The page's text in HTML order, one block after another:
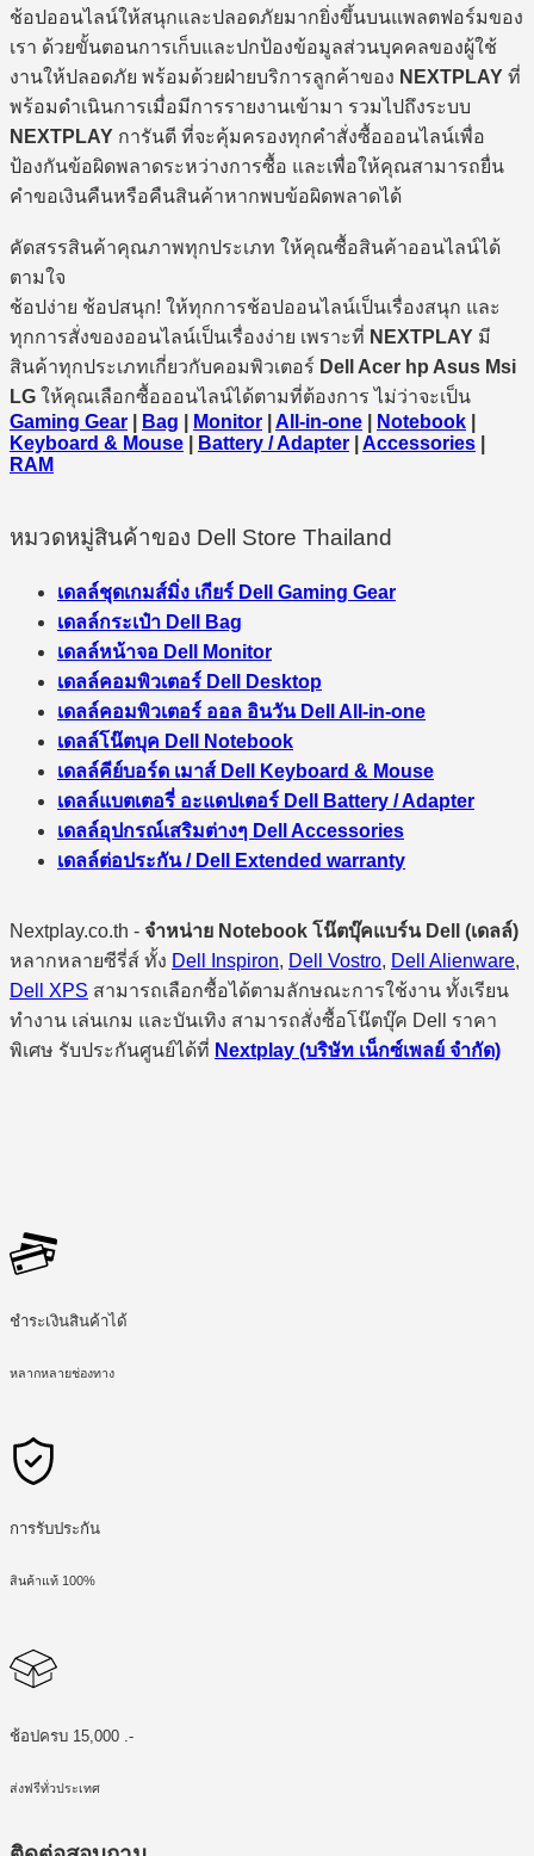
ช้อปออนไลน์ให้สนุกและปลอดภัยมากยิ่งขึ้นบนแพลตฟอร์มของ
เรา ด้วยขั้นตอนการเก็บและปกป้องข้อมูลส่วนบุคคลของผู้ใช้
งานให้ปลอดภัย พร้อมด้วยฝ่ายบริการลูกค้าของ NEXTPLAY ที่
พร้อมดำเนินการเมื่อมีการรายงานเข้ามา รวมไปถึงระบบ
NEXTPLAY การันตี ที่จะคุ้มครองทุกคำสั่งซื้อออนไลน์เพื่อ
ป้องกันข้อผิดพลาดระหว่างการซื้อ และเพื่อให้คุณสามารถยื่น
คำขอเงินคืนหรือคืนสินค้าหากพบข้อผิดพลาดได้
คัดสรรสินค้าคุณภาพทุกประเภท ให้คุณซื้อสินค้าออนไลน์ได้
ตามใจ
ช้อปง่าย ช้อปสนุก! ให้ทุกการช้อปออนไลน์เป็นเรื่องสนุก และ
ทุกการสั่งของออนไลน์เป็นเรื่องง่าย เพราะที่ NEXTPLAY มี
สินค้าทุกประเภทเกี่ยวกับคอมพิวเตอร์ Dell Acer hp Asus Msi
LG ให้คุณเลือกซื้อออนไลน์ได้ตามที่ต้องการ ไม่ว่าจะเป็น
Gaming Gear
Bag Monitor All-in-one Notebook
Keyboard & Mouse
Battery / Adapter Accessories
RAM
หมวดหมู่สินค้าของ Dell Store Thailand
เดลล์ชุดเกมส์มิ่ง เกียร์ Dell Gaming Gear
เดลล์กระเป๋า Dell Bag
เดลล์หน้าจอ Dell Monitor
เดลล์คอมพิวเตอร์ Dell Desktop
เดลล์คอมพิวเตอร์ ออล อินวัน Dell All-in-one
เดลล์โน๊ตบุค Dell Notebook
เดลล์คีย์บอร์ด เมาส์ Dell Keyboard & Mouse
เดลล์แบตเตอรี่ อะแดปเตอร์ Dell Battery / Adapter
เดลล์อุปกรณ์เสริมต่างๆ Dell Accessories
เดลล์ต่อประกัน / Dell Extended warranty
Nextplay.co.th - จำหน่าย Notebook โน๊ตบุ๊คแบร์น Dell (เดลล์)
หลากหลายซีรี่ส์ ทั้ง Dell Inspiron, Dell Vostro, Dell Alienware,
Dell XPS สามารถเลือกซื้อได้ตามลักษณะการใช้งาน ทั้งเรียน
ทำงาน เล่นเกม และบันเทิง สามารถสั่งซื้อโน๊ตบุ๊ค Dell ราคา
พิเศษ รับประกันศูนย์ได้ที่ Nextplay (บริษัท เน็กซ์เพลย์ จำกัด)
ชำระเงินสินค้าได้
หลากหลายช่องทาง
การรับประกัน
สินค้าแท้ 100%
ช้อปครบ 15,000 .-
ส่งฟรีทั่วประเทศ